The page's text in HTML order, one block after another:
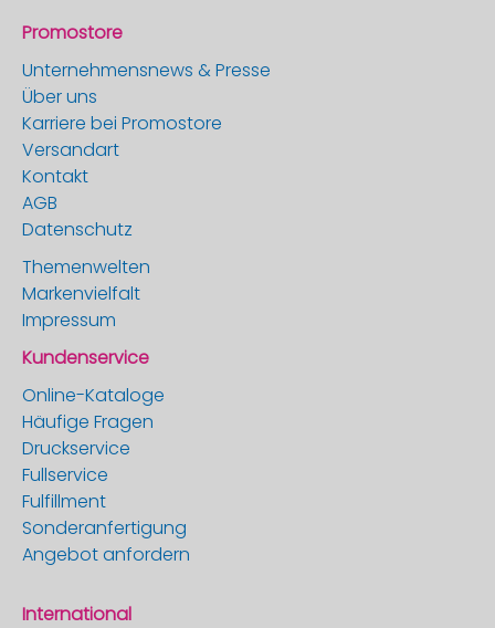
Promostore
Unternehmensnews & Presse
Über uns
Karriere bei Promostore
Versandart
Kontakt
AGB
Datenschutz
Themenwelten
Markenvielfalt
Impressum
Kundenservice
Online-Kataloge
Häufige Fragen
Druckservice
Fullservice
Fulfillment
Sonderanfertigung
Angebot anfordern
International